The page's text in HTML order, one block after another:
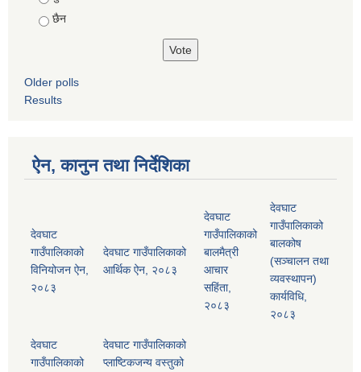
छैन
Older polls
Results
ऐन, कानुन तथा निर्देशिका
देवघाट
गाउँपालिकाको
विनियोजन ऐन,
२०८३
देवघाट गाउँपालिकाको
आर्थिक ऐन, २०८३
देवघाट
गाउँपालिकाको
बालमैत्री
आचार
सहिंता,
२०८३
देवघाट
गाउँपालिकाको
बालकोष
(सञ्चालन तथा
व्यवस्थापन)
कार्यविधि,
२०८३
देवघाट
गाउँपालिकाको
देवघाट गाउँपालिकाको
प्लाष्टिकजन्य वस्तुको